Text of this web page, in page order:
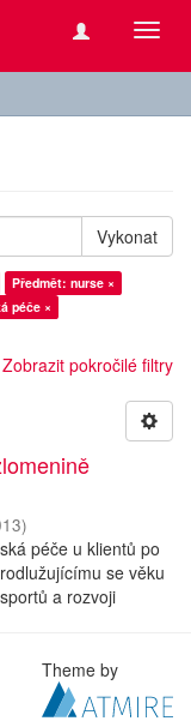
Vykonat
Předmět: nurse ×
péče ×
Zobrazit pokročilé filtry
)
péče u klientů po
se věku
a rozvoji
Theme by